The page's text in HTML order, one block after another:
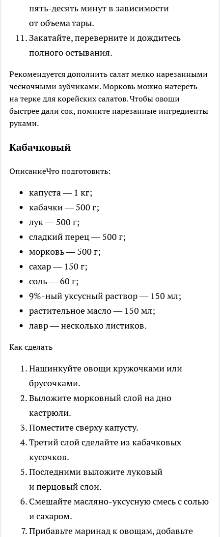
пять-десять минут в зависимости
от объема тары.
Закатайте, переверните и дождитесь
полного остывания.
Рекомендуется дополнить салат мелко нарезанными
чесночными зубчиками. Морковь можно натереть
на терке для корейских салатов. Чтобы овощи
быстрее дали сок, помните нарезанные ингредиенты
руками.
Кабачковый
ОписаниеЧто подготовить:
капуста — 1 кг;
кабачки — 500 г;
лук — 500 г;
сладкий перец — 500 г;
морковь — 500 г;
сахар — 150 г;
соль — 60 г;
9%-ный уксусный раствор — 150 мл;
растительное масло — 150 мл;
лавр — несколько листиков.
Как сделать
Нашинкуйте овощи кружочками или
брусочками.
Выложите морковный слой на дно
кастрюли.
Поместите сверху капусту.
Третий слой сделайте из кабачковых
кусочков.
Последними выложите луковый
и перцовый слои.
Смешайте масляно-уксусную смесь с солью
и сахаром.
Прибавьте маринад к овощам, добавьте